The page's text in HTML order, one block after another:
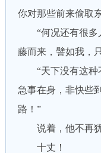
你对那些前来偷取
“何况还有很多
藤而来，譬如我，
“天下没有这种
急事在身，非快些
路！”
说着，他不再犹
十丈！